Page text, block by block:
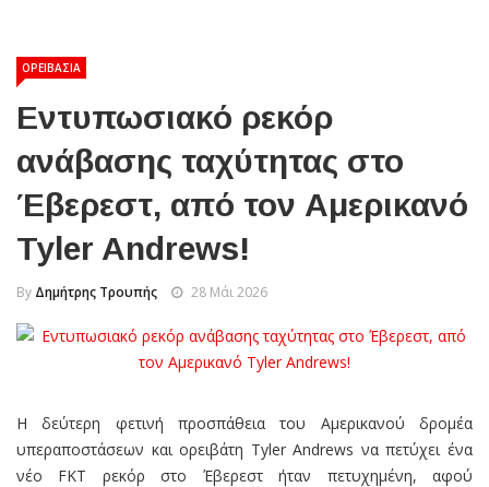
ΟΡΕΙΒΑΣΙΑ
Εντυπωσιακό ρεκόρ
ανάβασης ταχύτητας στο
Έβερεστ, από τον Αμερικανό
Tyler Andrews!
By Δημήτρης Τρουπής 28 Μάι 2026
Η δεύτερη φετινή προσπάθεια του Αμερικανού δρομέα
υπεραποστάσεων και ορειβάτη Tyler Andrews να πετύχει ένα
νέο FKT ρεκόρ στο Έβερεστ ήταν πετυχημένη, αφού